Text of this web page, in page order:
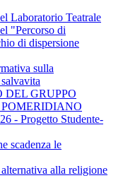
Laboratorio Teatrale
"Percorso di
di dispersione
sulla
DEL GRUPPO
- Progetto Studente-
scadenza le
alla religione